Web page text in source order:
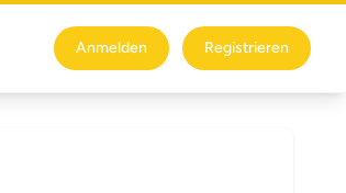
Anmelden Registrieren